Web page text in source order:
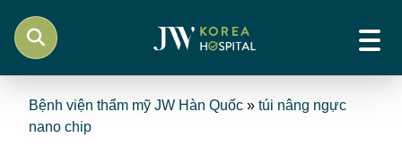
Bệnh viện thẩm mỹ JW Hàn Quốc » túi nâng ngực
nano chip